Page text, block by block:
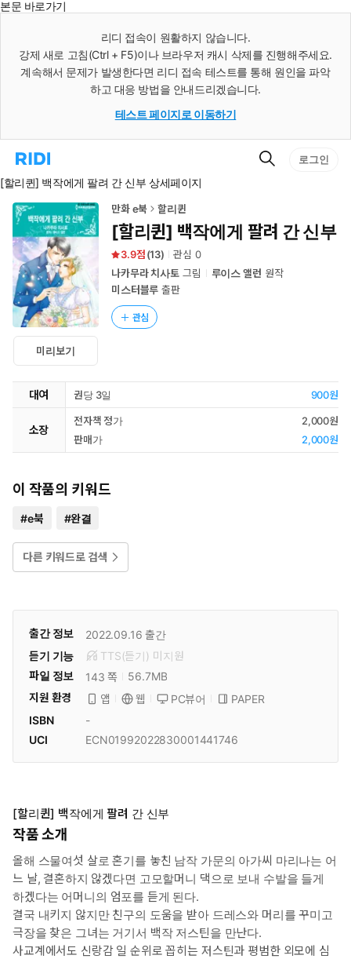
본문 바로가기
리디 접속이 원활하지 않습니다.
강제 새로 고침(Ctrl + F5)이나 브라우저 캐시 삭제를 진행해주세요.
계속해서 문제가 발생한다면 리디 접속 테스트를 통해 원인을 파악
하고 대응 방법을 안내드리겠습니다.
테스트 페이지로 이동하기
리
홈
로
이
검
로그인
[할리퀸] 백작에게 팔려 간 신부 상세페이지
미리보기
만화 e북 할리퀸
[할리퀸] 백작에게 팔려 간 신부
3.9 (13) 관심 0
나카무라 치사토그림 루이스 앨런 원작
미스터블루 출판
관심
대여 권당 3일 900원
소장
전자책 정가
2,000원
판매가
2,000원
이 작품의 키워드
#e북 #완결
다른 키워드로 검색
출간 정보 2022.09.16 출간
듣기 기능
TTS(듣기) 미 지원
파일 정보
143 쪽
56.7MB
지원 환경
앱 웹 PC뷰어
PAPER
ISBN
-
UCI
ECN01992022830001441746
[할리퀸] 백작에게 팔려 간 신부
작품 소개
올해 스물여섯 살로 혼기를 놓친 남작 가문의 아가씨 마리나는 어
느 날, 결혼하지 않겠다면 고모할머니 댁으로 보내 수발을 들게
하겠다는 어머니의 엄포를 듣게 된다.
결국 내키지 않지만 친구의 도움을 받아 드레스와 머리를 꾸미고
극장을 찾은 그녀는 거기서 백작 저스틴을 만난다.
사교계에서도 신랑감 일 순위로 꼽히는 저스틴과 평범한 외모에 심